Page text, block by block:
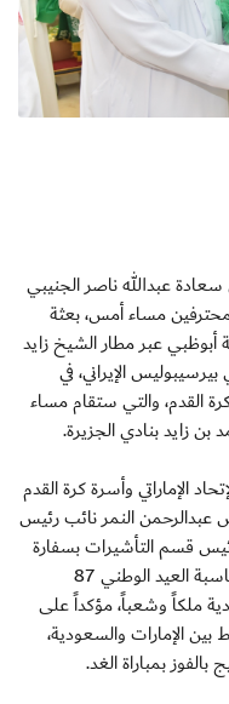
سبتمبر 2017/ إستقبل سعادة عبدالله ناصر الجنيبي
مساء أمس، بعثة
عبر مطار الشيخ زايد
الإيراني، في
القدم، والتي ستقام مساء
بن زايد بنادي الجزيرة.
الإماراتي وأسرة كرة القدم
عبدالرحمن النمر نائب رئيس
قسم التأشيرات بسفارة
المملكة في أبوظبي، ولاعبي نادي الهلال، بمناسبة العيد الوطني 87
ملكاً وشعباً، مؤكداً على
بين الإمارات والسعودية،
بمباراة الغد.